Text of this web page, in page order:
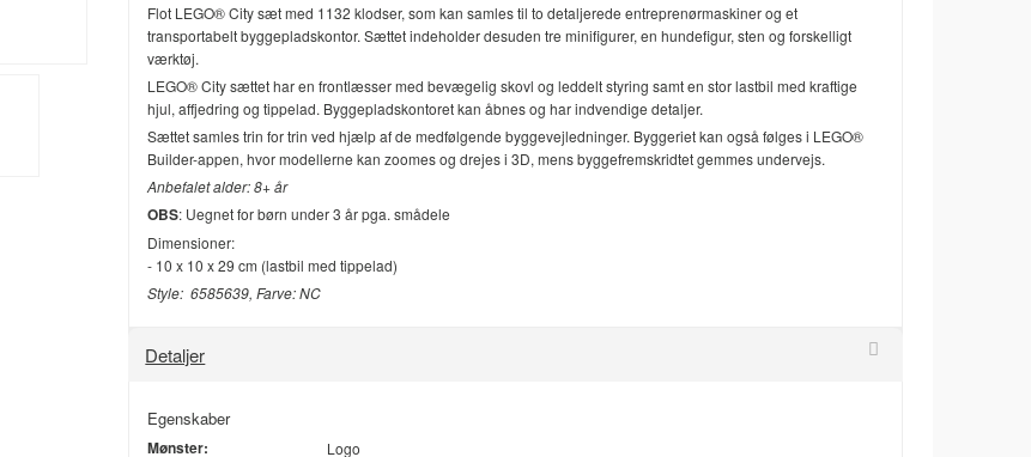
Flot LEGO® City sæt med 1132 klodser, som kan samles til to detaljerede entreprenørmaskiner og et
transportabelt byggepladskontor. Sættet indeholder desuden tre minifigurer, en hundefigur, sten og forskelligt
værktøj.
LEGO® City sættet har en frontlæsser med bevægelig skovl og leddelt styring samt en stor lastbil med kraftige
hjul, affjedring og tippelad. Byggepladskontoret kan åbnes og har indvendige detaljer.
Sættet samles trin for trin ved hjælp af de medfølgende byggevejledninger. Byggeriet kan også følges i LEGO®
Builder-appen, hvor modellerne kan zoomes og drejes i 3D, mens byggefremskridtet gemmes undervejs.
Anbefalet alder: 8+ år
OBS: Uegnet for børn under 3 år pga. smådele
Dimensioner:
- 10 x 10 x 29 cm (lastbil med tippelad)
Style: 6585639, Farve: NC
Detaljer
Egenskaber
Mønster: Logo